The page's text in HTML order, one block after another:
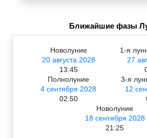
Ближайшие фазы
Новолуние
20 августа 2028
13:45
1-я
27
Полнолуние
4 сентября 2028
02:50
3-я
12
Новолуние
18 сентября 2028
21:25